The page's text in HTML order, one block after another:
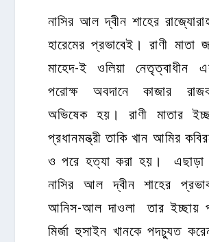
নাসির আল দ্বীন শাহের
হারেমের প্রভাবেই। রাণী মাতা
মাহেদ-ই ওলিয়া নেতৃত্বাধীন
পরোক্ষ অবদানে কাজার
অভিষেক হয়। রাণী মাতার
প্রধানমন্ত্রী তাকি খান আমির
ও পরে হত্যা করা হয়। এছাড়া
নাসির আল দ্বীন শাহের
আনিস-আল দাওলা তার ইচ্ছায়
মির্জা হুসাইন খানকে পদচ্যুত